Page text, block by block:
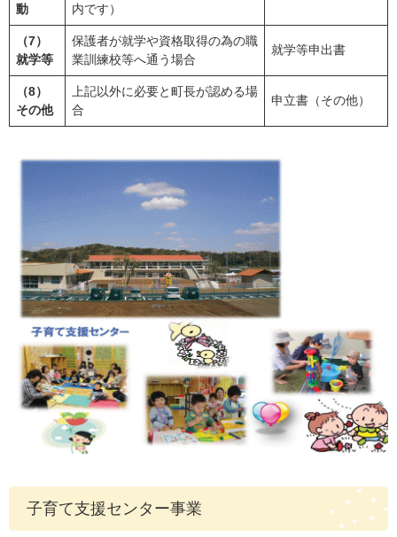
動
内です）
（7）
就学等
保護者が就学や資格取得の為の職
業訓練校等へ通う場合
就学等申出書
（8）
その他
上記以外に必要と町長が認める場
合
申立書（その他）
子育て支援センター事業